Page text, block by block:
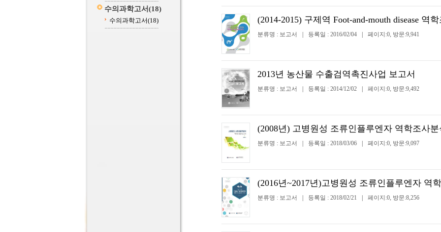
수의과학고서(18)
수의과학고서(18) (2014-2015) 구제역 Foot-and-mouth disease 역
분류명 : 보고서 등록일 : 2016/02/04 페이지:0, 방문:9,941
2013년 농산물 수출검역촉진사업 보고서
분류명 : 보고서 등록일 : 2014/12/02 페이지:0, 방문:9,492
(2008년) 고병원성 조류인플루엔자 역학조사분
분류명 : 보고서 등록일 : 2018/03/06 페이지:0, 방문:9,097
(2016년~2017년)고병원성 조류인플루엔자 역
분류명 : 보고서 등록일 : 2018/02/21 페이지:0, 방문:8,256